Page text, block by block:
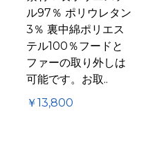
ル97％ ポリウレタン
3％ 裏中綿ポリエス
テル100％フードと
ファーの取り外しは
可能です。お取..
￥13,800